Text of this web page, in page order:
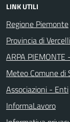
LINK UTILI
Regione Piemonte
Provincia di Vercelli
ARPA PIEMONTE
Meteo Comune di
Associazioni - Enti
InformaLavoro